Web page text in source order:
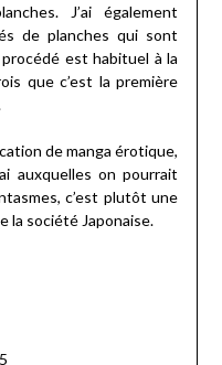
J’ai également
de planches qui sont
est habituel à la
que c’est la première
de manga érotique,
auxquelles on pourrait
c’est plutôt une
la société Japonaise.